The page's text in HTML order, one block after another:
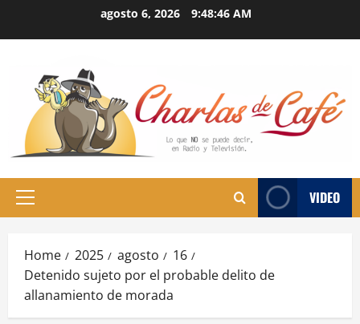
agosto 6, 2026 9:48:47 AM
Primary
VIDEO
Home 2025 agosto
16
Detenido sujeto por el probable delito de
allanamiento de morada